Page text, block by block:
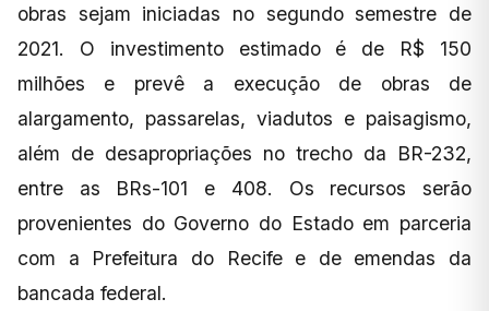
obras sejam iniciadas no segundo semestre de
2021. O investimento estimado é de R$ 150
milhões e prevê a execução de obras de
alargamento, passarelas, viadutos e paisagismo,
além de desapropriações no trecho da BR-232,
entre as BRs-101 e 408. Os recursos serão
provenientes do Governo do Estado em parceria
com a Prefeitura do Recife e de emendas da
bancada federal.